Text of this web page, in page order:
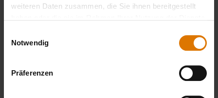
weiteren Daten zusammen, die Sie ihnen bereitgestellt
Notwendig
Präferenzen